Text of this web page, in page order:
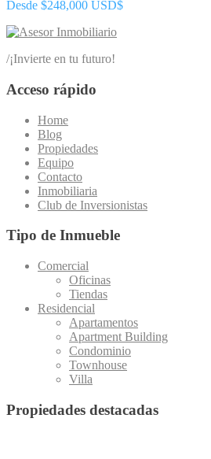
Desde $248,000 USD$
/¡Invierte en tu futuro!
Acceso rápido
Home
Blog
Propiedades
Equipo
Contacto
Inmobiliaria
Club de Inversionistas
Tipo de Inmueble
Comercial
Oficinas
Tiendas
Residencial
Apartamentos
Apartment Building
Condominio
Townhouse
Villa
Propiedades destacadas